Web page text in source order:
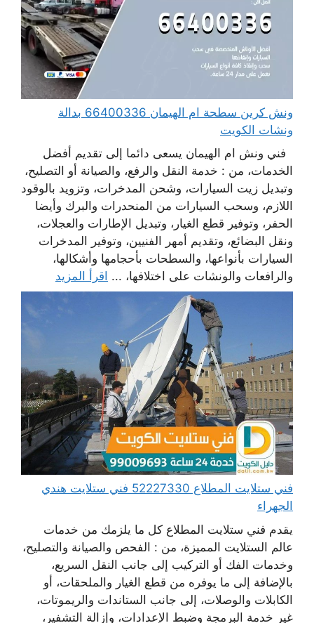
ونش كرين سطحة ام الهيمان 66400336 بدالة
ونشات الكويت
فني ونش ام الهيمان يسعى دائما إلى تقديم أفضل
الخدمات، من : خدمة النقل والرفع، والصيانة أو التصليح،
وتبديل زيت السيارات، وشحن المدخرات، وتزويد بالوقود
اللازم، وسحب السيارات من المنحدرات والبرك وأيضا
الحفر، وتوفير قطع الغيار، وتبديل الإطارات والعجلات،
ونقل البضائع، وتقديم أمهر الفنيين، وتوفير المدخرات
السيارات بأنواعها، والسطحات بأحجامها وأشكالها،
والرافعات والونشات على اختلافها، ... اقرأ المزيد
فني ستلايت المطلاع 52227330 فني ستلايت هندي
الجهراء
يقدم فني ستلايت المطلاع كل ما يلزمك من خدمات
عالم الستلايت المميزة، من : الفحص والصيانة والتصليح،
وخدمات الفك أو التركيب إلى جانب النقل السريع،
بالإضافة إلى ما يوفره من قطع الغيار والملحقات، أو
الكابلات والوصلات، إلى جانب الستاندات والريموتات،
غير خدمة البرمجة وضبط الإعدادات، وإزالة التشفير،